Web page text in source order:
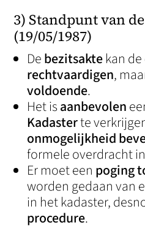
3) Standpunt van
(19/05/1987)
Debezitsaktekan
rechtvaardigen,
voldoende.
Het isaanbevolen
Kadasterte
onmogelijkheid
formele overdracht
Er moet een poging
worden gedaan van
in het kadaster,
procedure.